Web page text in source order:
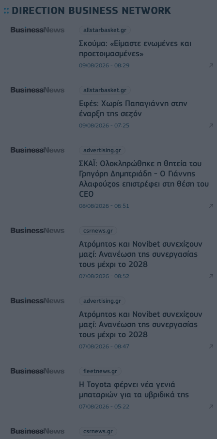
DIRECTION BUSINESS NETWORK
allstarbasket.gr
Σκούμα: «Είμαστε ενωμένες και
προετοιμασμένες»
09/08/2026 - 08:29
allstarbasket.gr
Εφές: Χωρίς Παπαγιάννη στην
έναρξη της σεζόν
09/08/2026 - 07:25
advertising.gr
ΣΚΑΪ: Ολοκληρώθηκε η θητεία του
Γρηγόρη Δημητριάδη - Ο Γιάννης
Αλαφούζος επιστρέφει στη θέση του
CEO
08/08/2026 - 06:51
csrnews.gr
Ατρόμητος και Novibet συνεχίζουν
μαζί: Ανανέωση της συνεργασίας
τους μέχρι το 2028
07/08/2026 - 08:52
advertising.gr
Ατρόμητος και Novibet συνεχίζουν
μαζί: Ανανέωση της συνεργασίας
τους μέχρι το 2028
07/08/2026 - 08:47
fleetnews.gr
Η Toyota φέρνει νέα γενιά
μπαταριών για τα υβριδικά της
07/08/2026 - 05:22
csrnews.gr